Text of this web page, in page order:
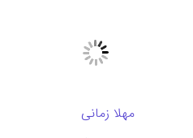
مهلا زمانی